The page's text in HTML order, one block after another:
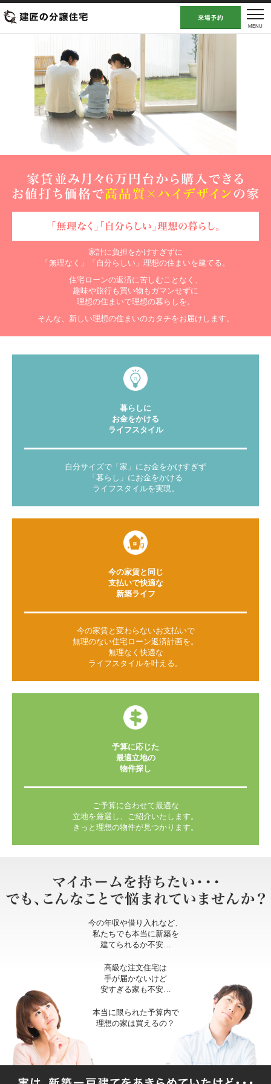
家計に負担をかけすぎずに
「無理なく」「自分らしい」理想の住まいを建てる。
住宅ローンの返済に苦しむことなく、
趣味や旅行も買い物もガマンせずに
理想の住まいで理想の暮らしを。
そんな、新しい理想の住まいのカタチをお届けします。
暮らしに
お金をかける
ライフスタイル
自分サイズで「家」にお金をかけすぎず
「暮らし」にお金をかける
ライフスタイルを実現。
今の家賃と同じ
支払いで快適な
新築ライフ
今の家賃と変わらないお支払いで
無理のない住宅ローン返済計画を。
無理なく快適な
ライフスタイルを叶える。
予算に応じた
最適立地の
物件探し
ご予算に合わせて最適な
立地を厳選し、ご紹介いたします。
きっと理想の物件が見つかります。
今の年収や借り入れなど、
私たちでも本当に新築を
建てられるか不安…
高級な注文住宅は
手が届かないけど
安すぎる家も不安…
本当に限られた予算内で
理想の家は買えるの？